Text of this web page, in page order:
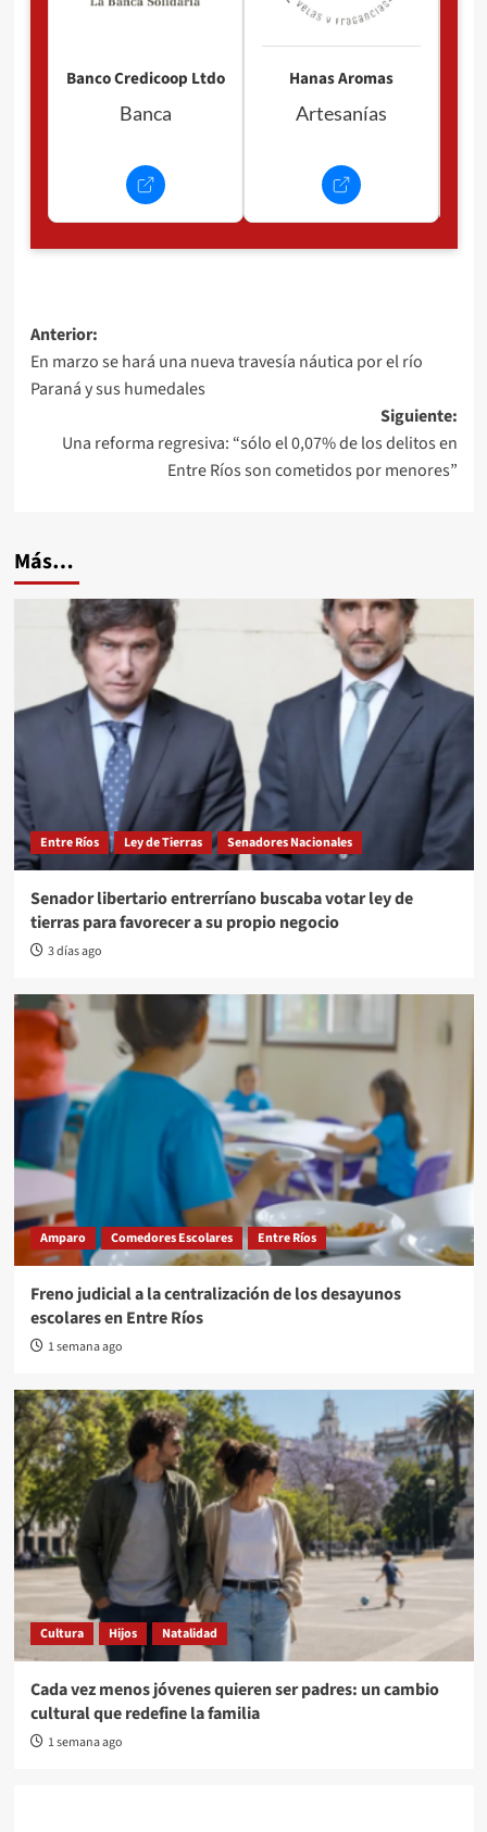
Banco Credicoop Ltdo
Banca
Hanas Aromas
Artesanías
Navegación
de
entradas
Anterior:
En marzo se hará una nueva travesía náutica por el río
Paraná y sus humedales
Siguiente:
Una reforma regresiva: “sólo el 0,07% de los delitos en
Entre Ríos son cometidos por menores”
Más…
Entre Ríos Ley de Tierras Senadores Nacionales
Senador libertario entrerríano buscaba votar ley de
tierras para favorecer a su propio negocio
3 días ago
Amparo Comedores Escolares Entre Ríos
Freno judicial a la centralización de los desayunos
escolares en Entre Ríos
1 semana ago
Cultura Hijos Natalidad
Cada vez menos jóvenes quieren ser padres: un cambio
cultural que redefine la familia
1 semana ago